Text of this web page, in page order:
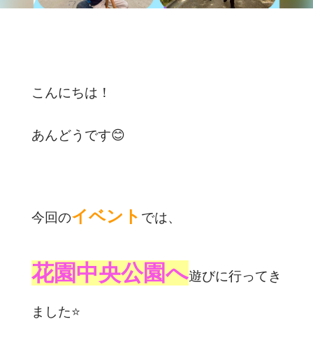
こんにちは！
あんどうです😊
今回のイベント では、
花園中央公園へ遊びに行ってき
ました⭐️